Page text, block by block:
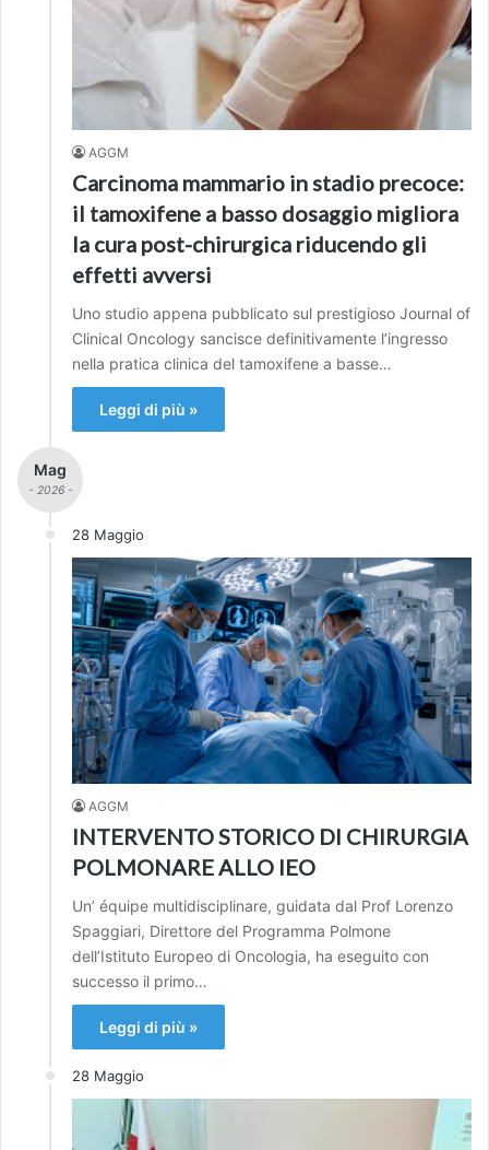
AGGM
Carcinoma mammario in stadio precoce:
il tamoxifene a basso dosaggio migliora
la cura post-chirurgica riducendo gli
effetti avversi
Uno studio appena pubblicato sul prestigioso Journal of
Clinical Oncology sancisce definitivamente l’ingresso
nella pratica clinica del tamoxifene a basse…
Leggi di più »
Mag
- 2026 -
28 Maggio
AGGM
INTERVENTO STORICO DI CHIRURGIA
POLMONARE ALLO IEO
Un’ équipe multidisciplinare, guidata dal Prof Lorenzo
Spaggiari, Direttore del Programma Polmone
dell’Istituto Europeo di Oncologia, ha eseguito con
successo il primo…
Leggi di più »
28 Maggio